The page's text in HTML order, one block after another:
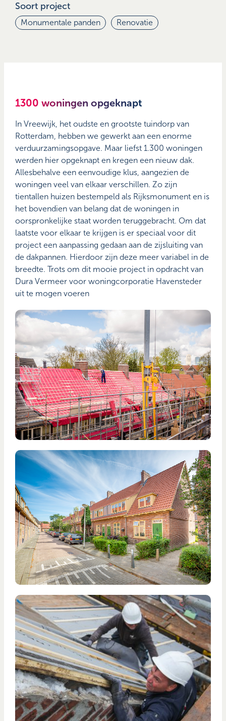
Soort project
Monumentale panden Renovatie
1300 woningen opgeknapt
In Vreewijk, het oudste en grootste tuindorp van
Rotterdam, hebben we gewerkt aan een enorme
verduurzamingsopgave. Maar liefst 1.300 woningen
werden hier opgeknapt en kregen een nieuw dak.
Allesbehalve een eenvoudige klus, aangezien de
woningen veel van elkaar verschillen. Zo zijn
tientallen huizen bestempeld als Rijksmonument en is
het bovendien van belang dat de woningen in
oorspronkelijke staat worden teruggebracht. Om dat
laatste voor elkaar te krijgen is er speciaal voor dit
project een aanpassing gedaan aan de zijsluiting van
de dakpannen. Hierdoor zijn deze meer variabel in de
breedte. Trots om dit mooie project in opdracht van
Dura Vermeer voor woningcorporatie Havensteder
uit te mogen voeren